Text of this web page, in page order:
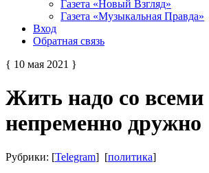
Газета «Новый Взгляд»
Газета «Музыкальная Правда»
Вход
Обратная связь
{ 10 мая 2021 }
Жить надо со всеми
непременно дружно
Рубрики: [Telegram] [политика]